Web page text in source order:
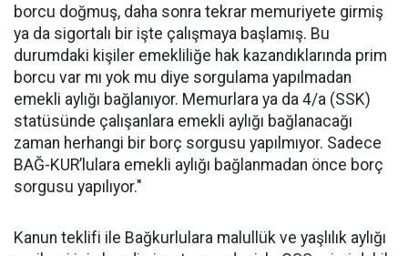
borcu doğmuş, daha sonra tekrar memuriyete girmiş
ya da sigortalı bir işte çalışmaya başlamış. Bu
durumdaki kişiler emekliliğe hak kazandıklarında prim
borcu var mı yok mu diye sorgulama yapılmadan
emekli aylığı bağlanıyor. Memurlara ya da 4/a (SSK)
statüsünde çalışanlara emekli aylığı bağlanacağı
zaman herhangi bir borç sorgusu yapılmıyor. Sadece
BAĞ-KUR’lulara emekli aylığı bağlanmadan önce borç
sorgusu yapılıyor."
Kanun teklifi ile Bağkurlulara malullük ve yaşlılık aylığı